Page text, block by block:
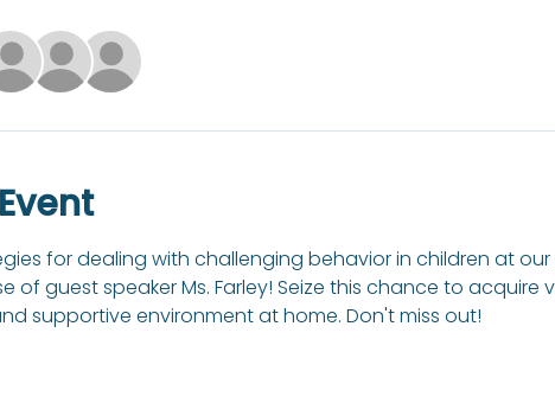
for dealing with challenging behavior in children at
of guest speaker Ms. Farley! Seize this chance to acquire
supportive environment at home. Don't miss out!